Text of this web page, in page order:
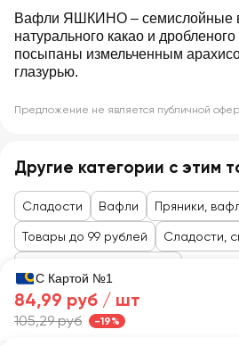
Вафли ЯШКИНО – семислойные
натурального какао и
посыпаны измельченным
глазурью.
Предложение не является публичной
Другие категории с этим
Сладости Вафли Пряники,
Товары до 99 рублей Сладости,
С Картой №1
84,99 руб / шт
105,29 руб -19%